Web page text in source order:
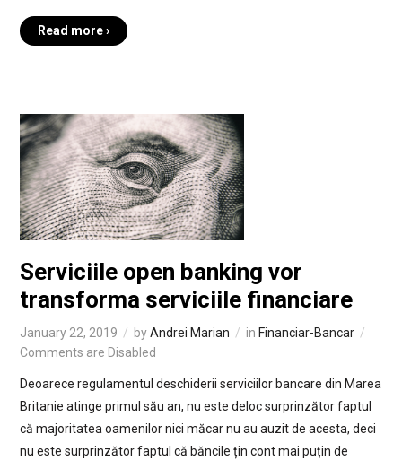
Read more ›
Serviciile open banking vor
transforma serviciile financiare
January 22, 2019 byAndrei Marian in Financiar-Bancar
Comments are Disabled
Deoarece regulamentul deschiderii serviciilor bancare din Marea
Britanie atinge primul său an, nu este deloc surprinzător faptul
că majoritatea oamenilor nici măcar nu au auzit de acesta, deci
nu este surprinzător faptul că băncile țin cont mai puțin de